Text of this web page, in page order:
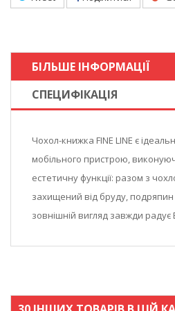
БІЛЬШЕ ІНФОРМАЦІЇ
СПЕЦИФІКАЦІЯ
Чохол-книжка FINE LINE є
мобільного пристрою,
естетичну функції: разом з
захищений від бруду, подряпин
зовнішній вигляд завжди радує